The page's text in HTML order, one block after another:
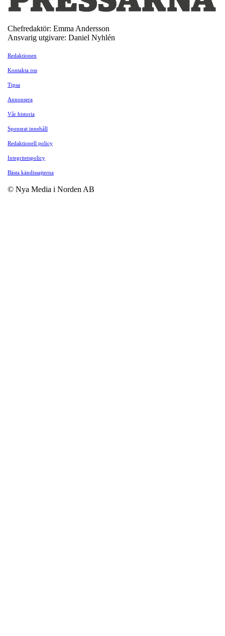
Chefredaktör: Emma Andersson
Ansvarig utgivare: Daniel Nyhlén
Redaktionen
Kontakta oss
Tipsa
Annonsera
Vår historia
Sponsrat innehåll
Redaktionell policy
Integritetspolicy
Bästa kändissajterna
© Nya Media i Norden AB